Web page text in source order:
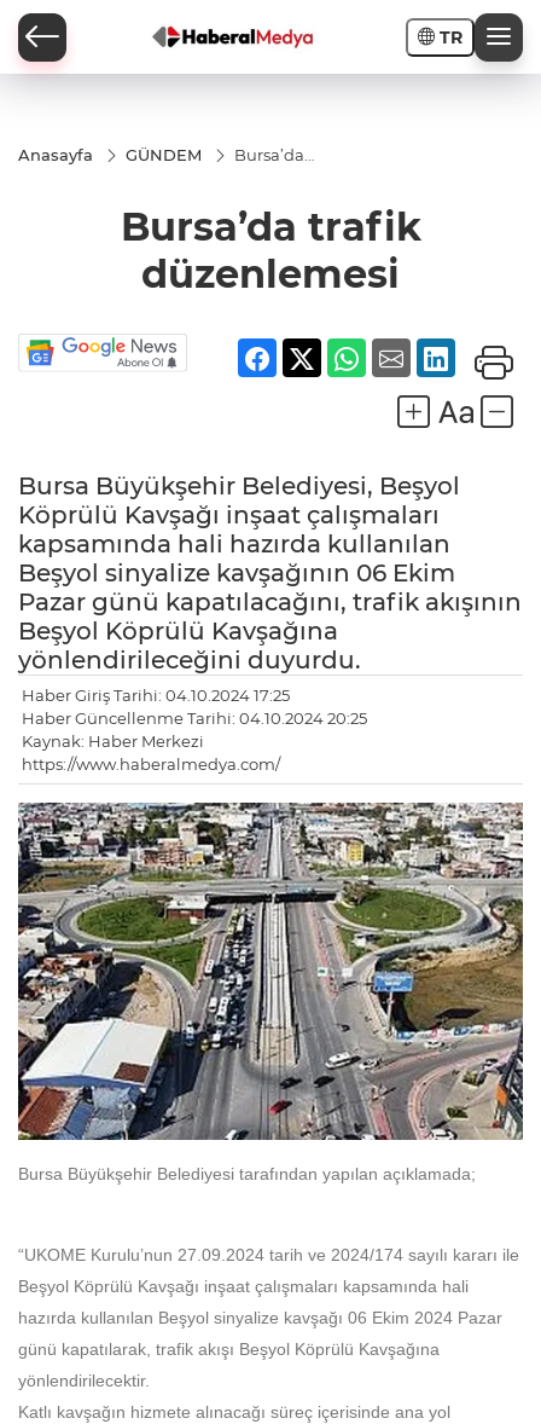
TR
Anasayfa GÜNDEM
Bursa’da
Bursa’da trafik
düzenlemesi
Bursa Büyükşehir Belediyesi, Beşyol
Köprülü Kavşağı inşaat çalışmaları
kapsamında hali hazırda kullanılan
Beşyol sinyalize kavşağının 06 Ekim
Pazar günü kapatılacağını, trafik akışının
Beşyol Köprülü Kavşağına
yönlendirileceğini duyurdu.
Haber Giriş Tarihi: 04.10.2024 17:25
Haber Güncellenme Tarihi: 04.10.2024 20:25
Kaynak: Haber Merkezi
https://www.haberalmedya.com/
Bursa Büyükşehir Belediyesi tarafından yapılan açıklamada;
“UKOME Kurulu’nun 27.09.2024 tarih ve 2024/174 sayılı kararı ile
Beşyol Köprülü Kavşağı inşaat çalışmaları kapsamında hali
hazırda kullanılan Beşyol sinyalize kavşağı 06 Ekim 2024 Pazar
günü kapatılarak, trafik akışı Beşyol Köprülü Kavşağına
yönlendirilecektir.
Katlı kavşağın hizmete alınacağı süreç içerisinde ana yol